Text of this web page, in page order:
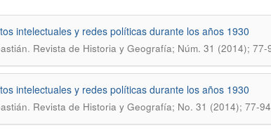
intelectuales y redes políticas durante los años 1930
. Revista de Historia y Geografía; Núm. 31 (2014); 77-
intelectuales y redes polí­ticas durante los años 1930
. Revista de Historia y Geografí­a; No. 31 (2014); 77-94